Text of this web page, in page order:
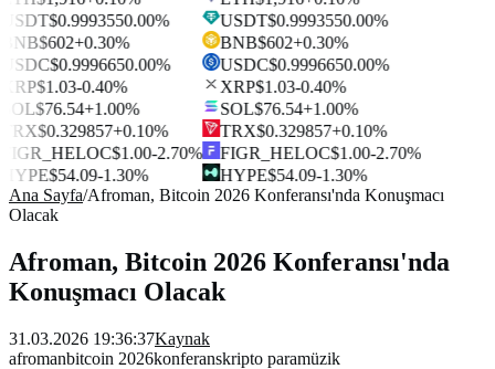
USDT$0.9993550.00%
BNB$602+0.30%
USDC$0.9996650.00%
XRP$1.03-0.40%
SOL$76.54+1.00%
TRX$0.329857+0.10%
FIGR_HELOC$1.00-2.70%
HYPE$54.09-1.30%
USDT$0.9993550.00%
BNB$602+0.30%
USDC$0.9996650.00%
XRP$1.03-0.40%
SOL$76.54+1.00%
TRX$0.329857+0.10%
FIGR_HELOC$1.00-2.70%
HYPE$54.09-1.30%
Ana Sayfa/Afroman, Bitcoin 2026 Konferansı'nda Konuşmacı
Olacak
Afroman, Bitcoin 2026 Konferansı'nda
Konuşmacı Olacak
31.03.2026 19:36:37Kaynak
afromanbitcoin 2026konferanskripto paramüzik